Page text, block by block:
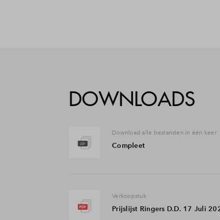
DOWNLOADS
Download alle bestanden in één keer
Compleet
Verkoopstuk
Prijslijst Ringers D.D. 17 Juli